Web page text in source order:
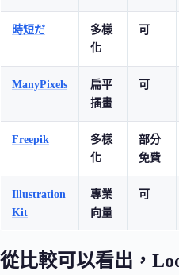
時短だ
多樣
化
可
ManyPixels
扁平
插畫
可
Freepik
多樣
化
部分
免費
Illustration
Kit
專業
向量
可
從比較可以看出，